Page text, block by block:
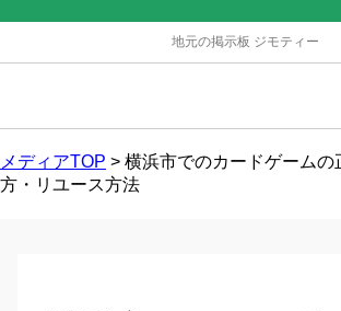
地元の掲示板 ジモティー
メディアTOP > 横浜市でのカードゲームの
方・リユース方法